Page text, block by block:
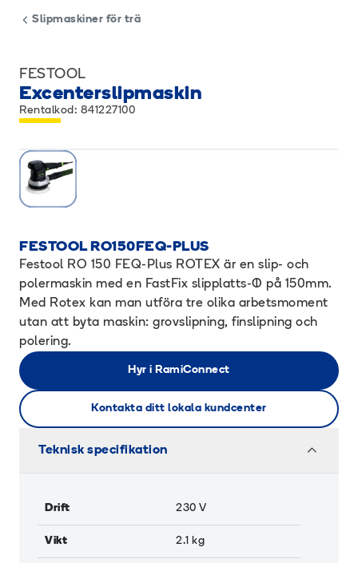
Slipmaskiner för trä
FESTOOL
Excenterslipmaskin
Rentalkod: 841227100
FESTOOL RO150FEQ-PLUS
Festool RO 150 FEQ-Plus ROTEX är en slip- och
polermaskin med en FastFix slipplatts-Ø på 150mm.
Med Rotex kan man utföra tre olika arbetsmoment
utan att byta maskin: grovslipning, finslipning och
polering.
Hyr i RamiConnect
Kontakta ditt lokala kundcenter
Teknisk specifikation
Drift 230 V
Vikt 2.1 kg